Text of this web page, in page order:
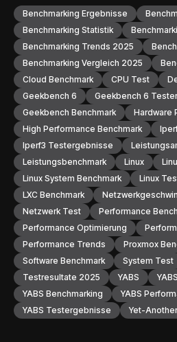
Benchmarking Ergebnisse
Benchmarking Statistik
Benchmarking Trends 2025
Benchmarking Vergleich 2025
Cloud Benchmark
CPU Test
Geekbench 6
Geekbench 6
Geekbench Benchmark
Hardware
High Performance Benchmark
Iperf3 Testergebnisse
Leistungsbenchmark
Linux
Linux System Benchmark
Linux
LXC Benchmark
Netzwerk Test
Performance
Performance Optimierung
Performance Trends
Proxmox
Software Benchmark
System Test
Testresultate 2025
YABS
YABS Benchmarking
YABS
YABS Testergebnisse
Yet-